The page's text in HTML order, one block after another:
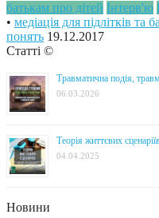
батькам про дітей Інтерв'ю
• медіація для підлітків та
понять 19.12.2017
Статті ©
Травматична подія,
06.03.2026
Теорія життєвих
04.04.2025
Новини